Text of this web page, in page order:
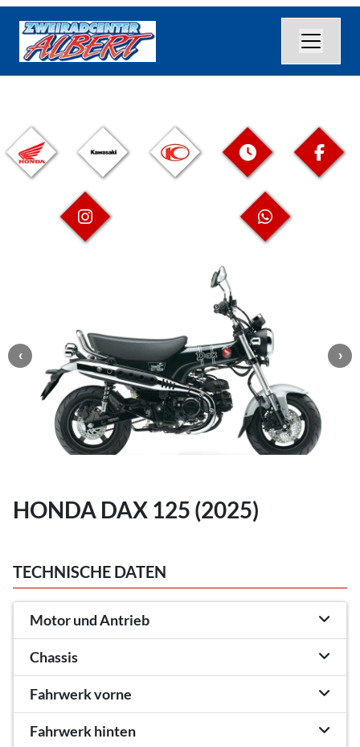
HONDA DAX 125 (2025)
TECHNISCHE DATEN
Motor und Antrieb
Chassis
Fahrwerk vorne
Fahrwerk hinten